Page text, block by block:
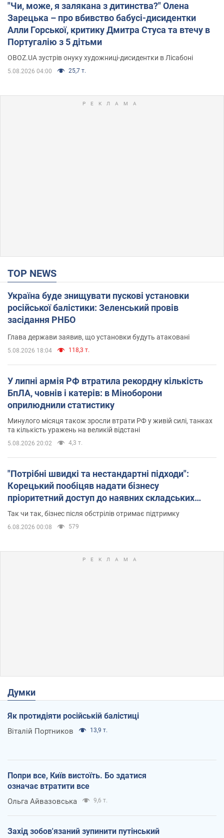
"Чи, може, я залякана з дитинства?" Олена
Зарецька – про вбивство бабусі-дисидентки
Алли Горської, критику Дмитра Стуса та втечу в
Португалію з 5 дітьми
OBOZ.UA зустрів онуку художниці-дисидентки в Лісабоні
5.08.2026 04:00 25,7 т.
TOP NEWS
Україна буде знищувати пускові установки
російської балістики: Зеленський провів
засідання РНБО
Глава держави заявив, що установки будуть атаковані
5.08.2026 18:04 118,3 т.
У липні армія РФ втратила рекордну кількість
БпЛА, човнів і катерів: в Міноборони
оприлюднили статистику
Минулого місяця також зросли втрати РФ у живій силі, танках
та кількість уражень на великій відстані
5.08.2026 20:02 4,3 т.
"Потрібні швидкі та нестандартні підходи":
Корецький пообіцяв надати бізнесу
пріоритетний доступ до наявних складських
приміщень
Так чи так, бізнес після обстрілів отримає підтримку
6.08.2026 00:08 579
Думки
Як протидіяти російській балістиці
Віталій Портников 13,9 т.
Попри все, Київ вистоїть. Бо здатися
означає втратити все
Ольга Айвазовська 9,6 т.
Захід зобов'язаний зупинити путінський